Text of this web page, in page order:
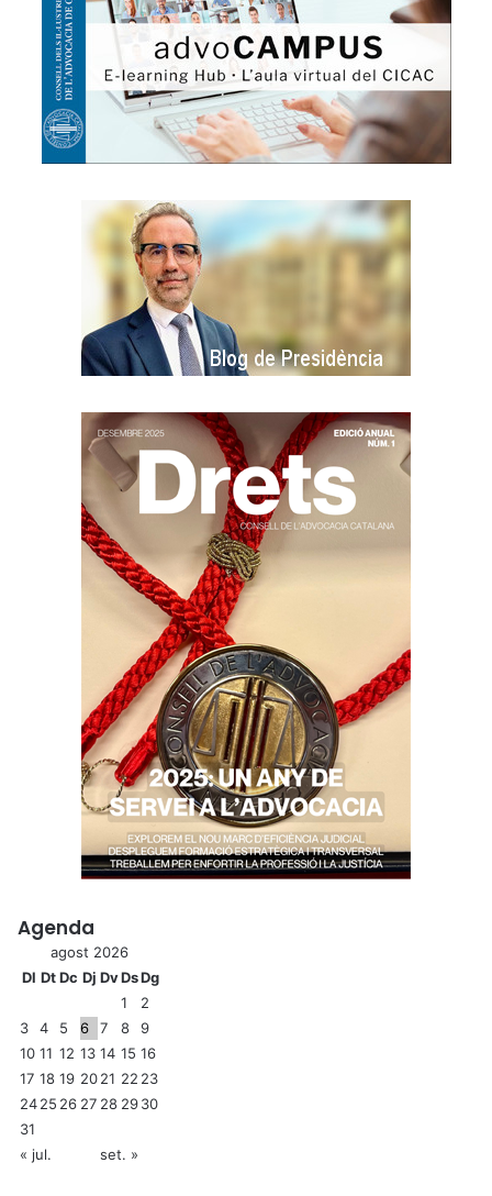
Agenda
agost 2026
Dl DtDc Dj DvDsDg
1
2
3
4 5 6 7 8
9
10 11 12 13 14 15 16
17 18 19 2021 22 23
2425 26 27 28 2930
31
« jul.
set. »